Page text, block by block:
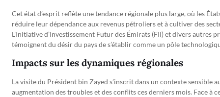
Cet état d’esprit reflète une tendance régionale plus large, où les
réduire leur dépendance aux revenus pétroliers et à cultiver des
L’Initiative d’Investissement Futur des Émirats (FII) et divers autres
témoignent du désir du pays de s’établir comme un pôle
Impacts sur les dynamiques régionales
La visite du Président bin Zayed s’inscrit dans un contexte sensible
augmentation des troubles et des conflits ces derniers mois. Face à